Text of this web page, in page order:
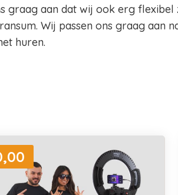
graag aan dat wij ook erg flexibel
Wij passen ons graag aan
huren.